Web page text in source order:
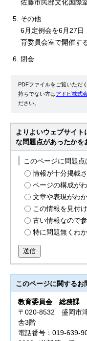
佐藤市民部文化国際
その他
6月定例会を6月27日
育委員会室で開催す
閉会
PDFファイルをご覧いただ
持ちでない方はアドビ株式
ださい。
よりよいウェブサイト
な問題点があったかを
このページに問題
情報が十分掲載
ページの構成が
文章や表現がわ
この情報を見付
古い情報なので
特に問題無くわ
送信
このページに関するお
教育委員会総務課
〒020-8532 盛岡市
舎3階
電話番号：019-639-